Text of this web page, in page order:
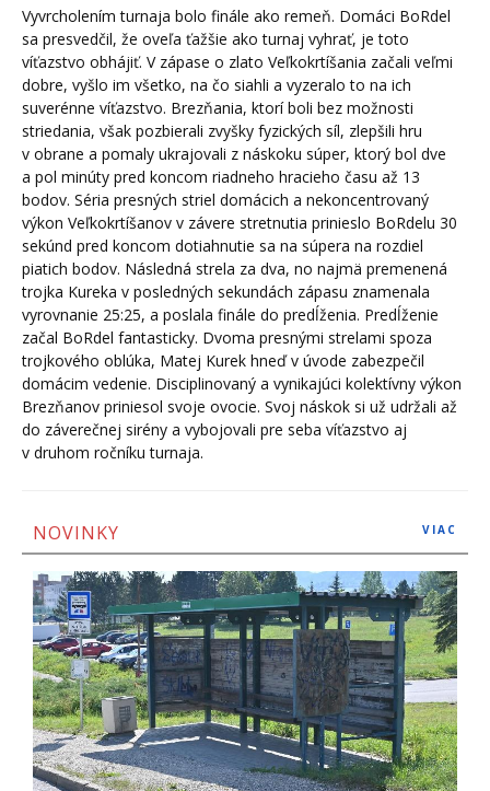
Vyvrcholením turnaja bolo finále ako remeň. Domáci BoRdel
sa presvedčil, že oveľa ťažšie ako turnaj vyhrať, je toto
víťazstvo obhájiť. V zápase o zlato Veľkokrtíšania začali veľmi
dobre, vyšlo im všetko, na čo siahli a vyzeralo to na ich
suverénne víťazstvo. Brezňania, ktorí boli bez možnosti
striedania, však pozbierali zvyšky fyzických síl, zlepšili hru
v obrane a pomaly ukrajovali z náskoku súper, ktorý bol dve
a pol minúty pred koncom riadneho hracieho času až 13
bodov. Séria presných striel domácich a nekoncentrovaný
výkon Veľkokrtíšanov v závere stretnutia prinieslo BoRdelu 30
sekúnd pred koncom dotiahnutie sa na súpera na rozdiel
piatich bodov. Následná strela za dva, no najmä premenená
trojka Kureka v posledných sekundách zápasu znamenala
vyrovnanie 25:25, a poslala finále do predĺženia. Predĺženie
začal BoRdel fantasticky. Dvoma presnými strelami spoza
trojkového oblúka, Matej Kurek hneď v úvode zabezpečil
domácim vedenie. Disciplinovaný a vynikajúci kolektívny výkon
Brezňanov priniesol svoje ovocie. Svoj náskok si už udržali až
do záverečnej sirény a vybojovali pre seba víťazstvo aj
v druhom ročníku turnaja.
NOVINKY VIAC